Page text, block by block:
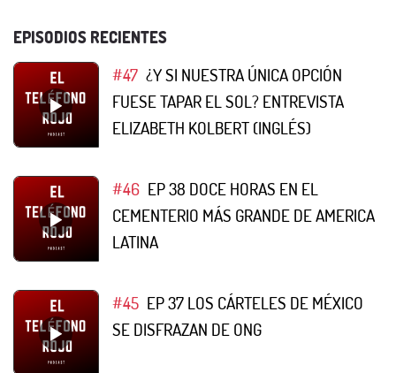
EPISODIOS RECIENTES
#47 ¿Y SI NUESTRA ÚNICA OPCIÓN
FUESE TAPAR EL SOL? ENTREVISTA
ELIZABETH KOLBERT (INGLÉS)
#46 EP 38 DOCE HORAS EN EL
CEMENTERIO MÁS GRANDE DE AMERICA
LATINA
#45 EP 37 LOS CÁRTELES DE MÉXICO
SE DISFRAZAN DE ONG